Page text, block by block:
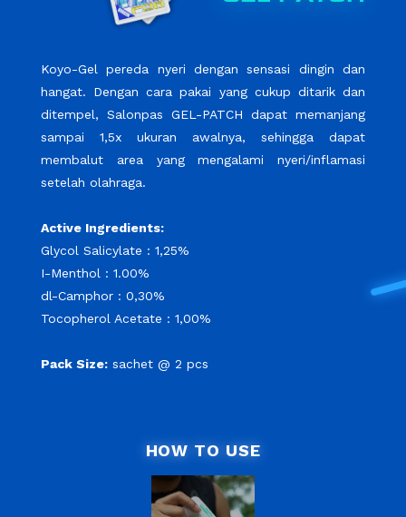
Koyo-Gel pereda nyeri dengan sensasi dingin dan
hangat. Dengan cara pakai yang cukup ditarik dan
ditempel, Salonpas GEL-PATCH dapat memanjang
sampai 1,5x ukuran awalnya, sehingga dapat
membalut area yang mengalami nyeri/inflamasi
setelah olahraga.
Active Ingredients:
Glycol Salicylate : 1,25%
I-Menthol : 1.00%
dl-Camphor : 0,30%
Tocopherol Acetate : 1,00%
Pack Size:sachet @ 2 pcs
HOW TO USE